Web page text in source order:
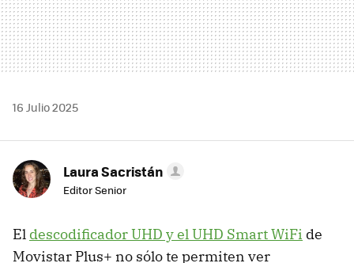
16 Julio 2025
Laura Sacristán
Editor Senior
El descodificador UHD y el UHD Smart WiFi de
Movistar Plus+ no sólo te permiten ver